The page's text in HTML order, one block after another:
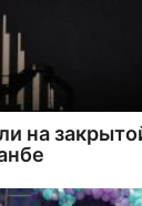
на